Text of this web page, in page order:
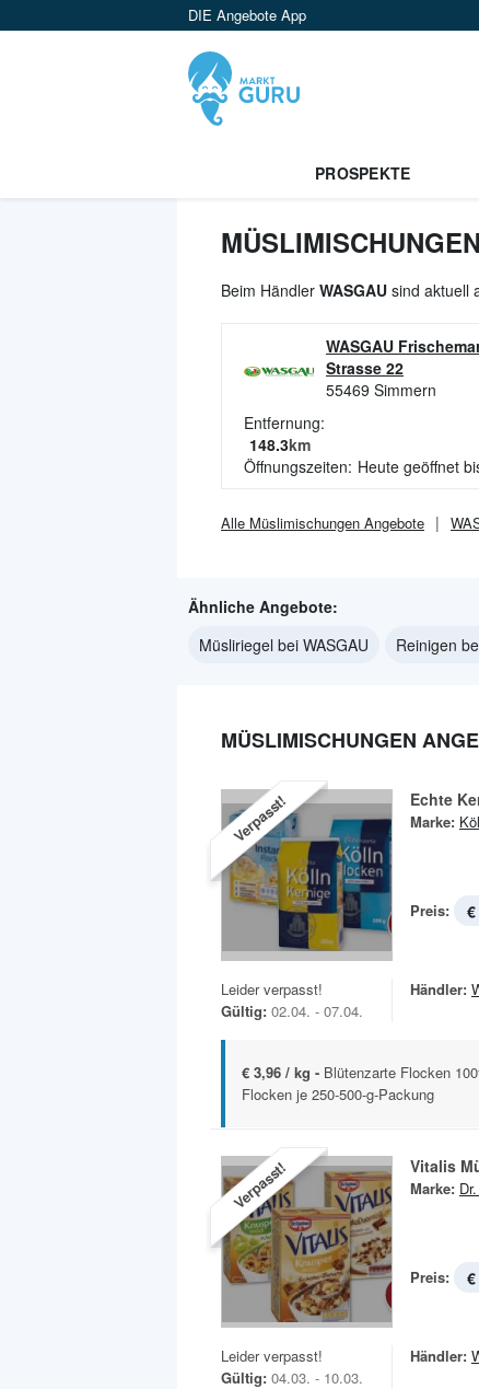
DIE Angebote App
PROSPEKTE
Beim Händler WASGAU sind aktuell
WASGAU
Strasse 22
55469 Simmern
Entfernung:
148.3km
Öffnungszeiten: Heute geöffnet
Alle Müslimischungen Angebote
Ähnliche Angebote:
Müsliriegel bei WASGAU
Reinigen
MÜSLIMISCHUNGEN
Verpasst! Echte
Marke:
Preis:
Leider verpasst!
Gültig: 02.04. - 07.04.
Händler:
€ 3,96 / kg - Blütenzarte Flocken
Flocken je 250-500-g-Packung
Verpasst! Vitalis
Marke:
Preis:
Leider verpasst!
Gültig: 04.03. - 10.03.
Händler: